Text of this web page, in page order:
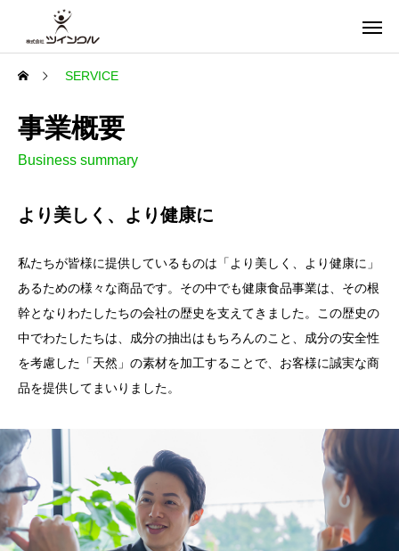
SERVICE
事業概要
Business summary
より美しく、より健康に
私たちが皆様に提供しているものは「より美しく、より健康に」
あるための様々な商品です。その中でも健康食品事業は、その根
幹となりわたしたちの会社の歴史を支えてきました。この歴史の
中でわたしたちは、成分の抽出はもちろんのこと、成分の安全性
を考慮した「天然」の素材を加工することで、お客様に誠実な商
品を提供してまいりました。